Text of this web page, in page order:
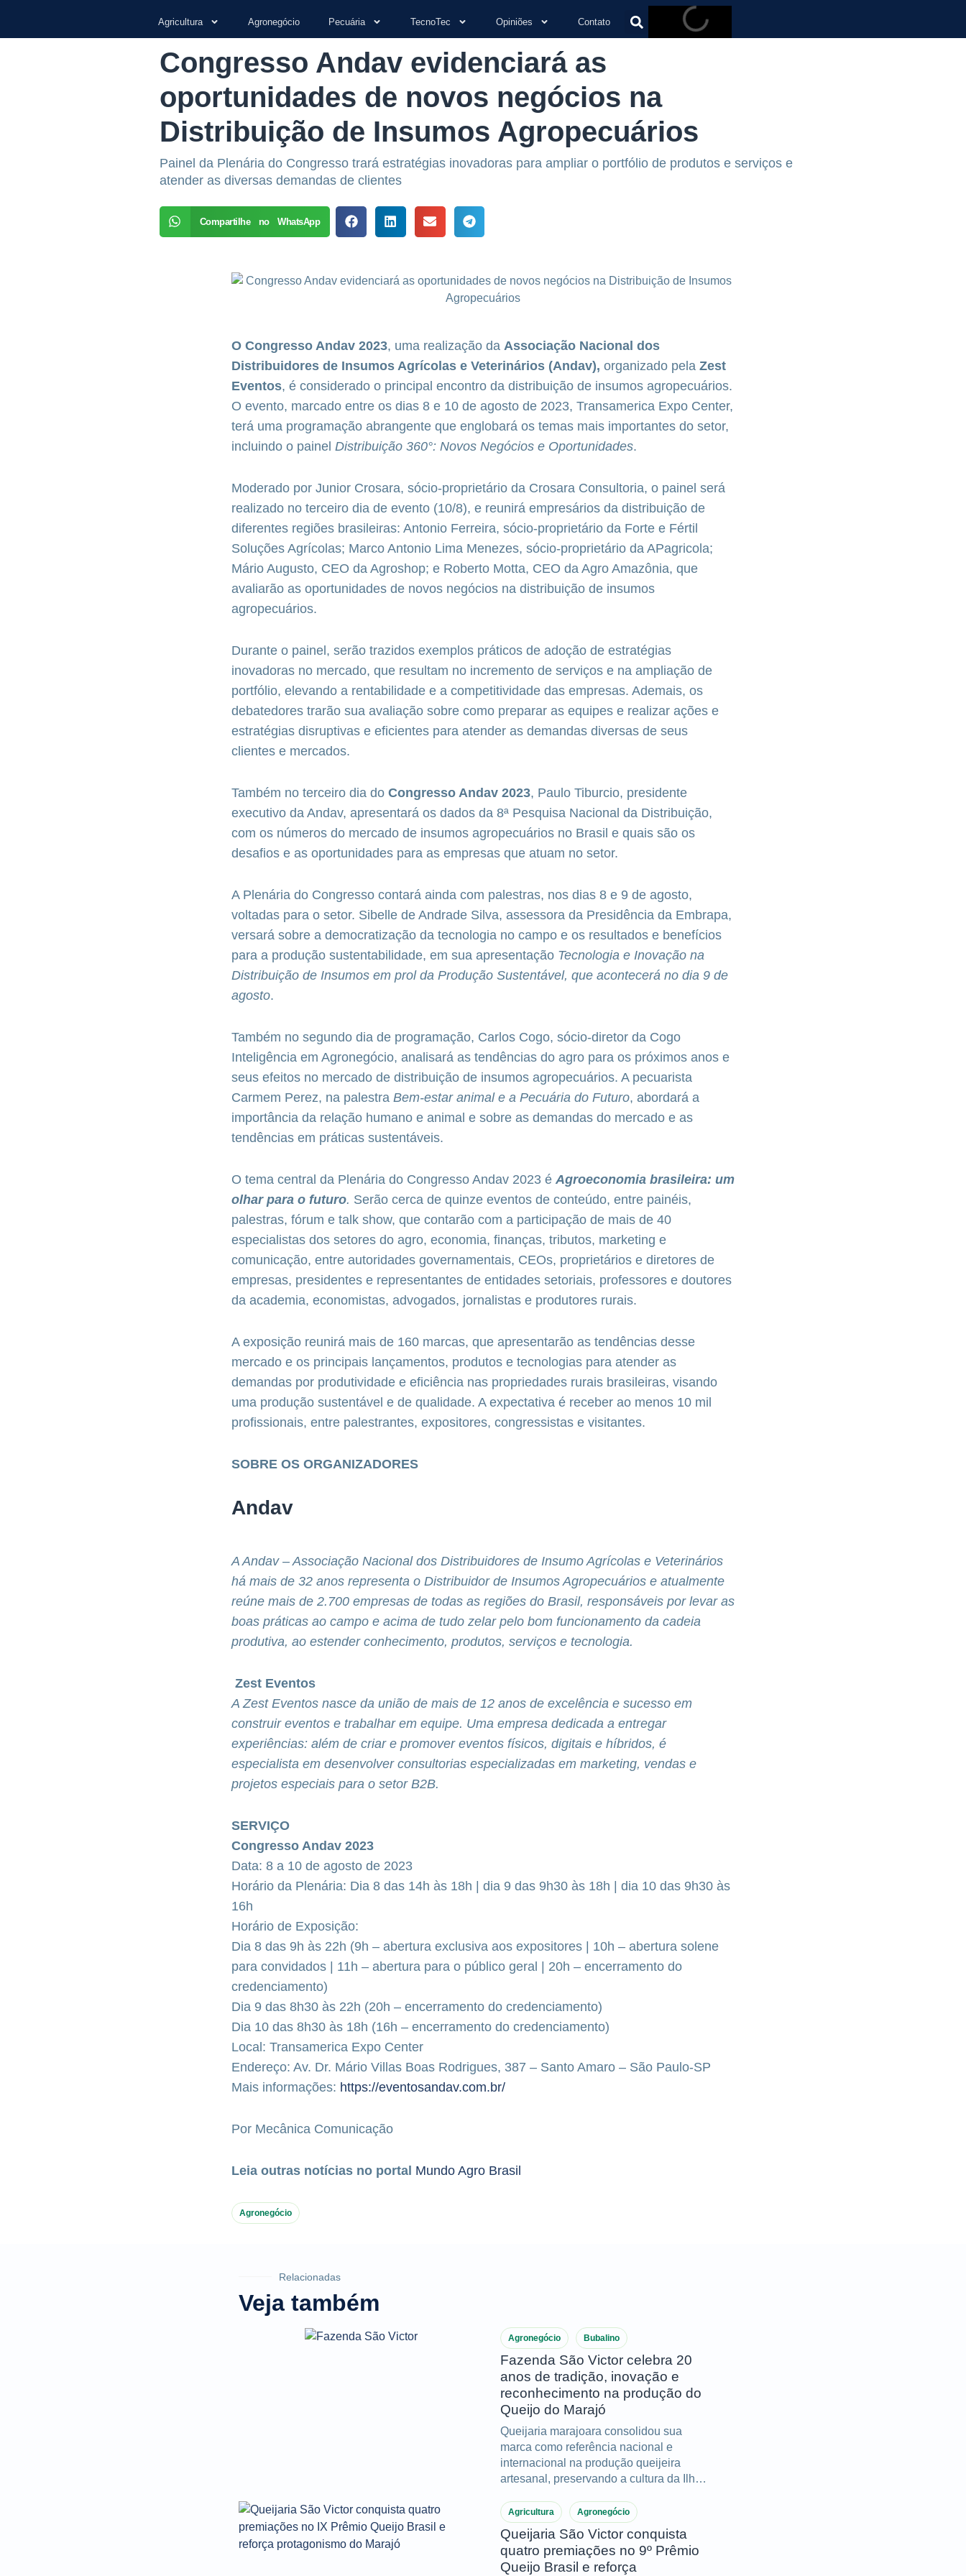
Agricultura Agronegócio Pecuária TecnoTec Opiniões Contato
Congresso Andav evidenciará as
oportunidades de novos negócios na
Distribuição de Insumos Agropecuários
Painel da Plenária do Congresso trará estratégias inovadoras para ampliar o portfólio de produtos e serviços e
atender as diversas demandas de clientes
Compartilhe no WhatsApp
O Congresso Andav 2023, uma realização da Associação Nacional dos
Distribuidores de Insumos Agrícolas e Veterinários (Andav), organizado pela Zest
Eventos, é considerado o principal encontro da distribuição de insumos agropecuários.
O evento, marcado entre os dias 8 e 10 de agosto de 2023, Transamerica Expo Center,
terá uma programação abrangente que englobará os temas mais importantes do setor,
incluindo o painel Distribuição 360°: Novos Negócios e Oportunidades.
Moderado por Junior Crosara, sócio-proprietário da Crosara Consultoria, o painel será
realizado no terceiro dia de evento (10/8), e reunirá empresários da distribuição de
diferentes regiões brasileiras: Antonio Ferreira, sócio-proprietário da Forte e Fértil
Soluções Agrícolas; Marco Antonio Lima Menezes, sócio-proprietário da APagricola;
Mário Augusto, CEO da Agroshop; e Roberto Motta, CEO da Agro Amazônia, que
avaliarão as oportunidades de novos negócios na distribuição de insumos
agropecuários.
Durante o painel, serão trazidos exemplos práticos de adoção de estratégias
inovadoras no mercado, que resultam no incremento de serviços e na ampliação de
portfólio, elevando a rentabilidade e a competitividade das empresas. Ademais, os
debatedores trarão sua avaliação sobre como preparar as equipes e realizar ações e
estratégias disruptivas e eficientes para atender as demandas diversas de seus
clientes e mercados.
Também no terceiro dia do Congresso Andav 2023, Paulo Tiburcio, presidente
executivo da Andav, apresentará os dados da 8ª Pesquisa Nacional da Distribuição,
com os números do mercado de insumos agropecuários no Brasil e quais são os
desafios e as oportunidades para as empresas que atuam no setor.
A Plenária do Congresso contará ainda com palestras, nos dias 8 e 9 de agosto,
voltadas para o setor. Sibelle de Andrade Silva, assessora da Presidência da Embrapa,
versará sobre a democratização da tecnologia no campo e os resultados e benefícios
para a produção sustentabilidade, em sua apresentação Tecnologia e Inovação na
Distribuição de Insumos em prol da Produção Sustentável, que acontecerá no dia 9 de
agosto.
Também no segundo dia de programação, Carlos Cogo, sócio-diretor da Cogo
Inteligência em Agronegócio, analisará as tendências do agro para os próximos anos e
seus efeitos no mercado de distribuição de insumos agropecuários. A pecuarista
Carmem Perez, na palestra Bem-estar animal e a Pecuária do Futuro, abordará a
importância da relação humano e animal e sobre as demandas do mercado e as
tendências em práticas sustentáveis.
O tema central da Plenária do Congresso Andav 2023 é Agroeconomia brasileira: um
olhar para o futuro. Serão cerca de quinze eventos de conteúdo, entre painéis,
palestras, fórum e talk show, que contarão com a participação de mais de 40
especialistas dos setores do agro, economia, finanças, tributos, marketing e
comunicação, entre autoridades governamentais, CEOs, proprietários e diretores de
empresas, presidentes e representantes de entidades setoriais, professores e doutores
da academia, economistas, advogados, jornalistas e produtores rurais.
A exposição reunirá mais de 160 marcas, que apresentarão as tendências desse
mercado e os principais lançamentos, produtos e tecnologias para atender as
demandas por produtividade e eficiência nas propriedades rurais brasileiras, visando
uma produção sustentável e de qualidade. A expectativa é receber ao menos 10 mil
profissionais, entre palestrantes, expositores, congressistas e visitantes.
SOBRE OS ORGANIZADORES
Andav
A Andav – Associação Nacional dos Distribuidores de Insumo Agrícolas e Veterinários
há mais de 32 anos representa o Distribuidor de Insumos Agropecuários e atualmente
reúne mais de 2.700 empresas de todas as regiões do Brasil, responsáveis por levar as
boas práticas ao campo e acima de tudo zelar pelo bom funcionamento da cadeia
produtiva, ao estender conhecimento, produtos, serviços e tecnologia.
Zest Eventos
A Zest Eventos nasce da união de mais de 12 anos de excelência e sucesso em
construir eventos e trabalhar em equipe. Uma empresa dedicada a entregar
experiências: além de criar e promover eventos físicos, digitais e híbridos, é
especialista em desenvolver consultorias especializadas em marketing, vendas e
projetos especiais para o setor B2B.
SERVIÇO
Congresso Andav 2023
Data: 8 a 10 de agosto de 2023
Horário da Plenária: Dia 8 das 14h às 18h | dia 9 das 9h30 às 18h | dia 10 das 9h30 às
16h
Horário de Exposição:
Dia 8 das 9h às 22h (9h – abertura exclusiva aos expositores | 10h – abertura solene
para convidados | 11h – abertura para o público geral | 20h – encerramento do
credenciamento)
Dia 9 das 8h30 às 22h (20h – encerramento do credenciamento)
Dia 10 das 8h30 às 18h (16h – encerramento do credenciamento)
Local: Transamerica Expo Center
Endereço: Av. Dr. Mário Villas Boas Rodrigues, 387 – Santo Amaro – São Paulo-SP
Mais informações: https://eventosandav.com.br/
Por Mecânica Comunicação
Leia outras notícias no portal Mundo Agro Brasil
Agronegócio
Relacionadas
Veja também
Agronegócio Bubalino
Fazenda São Victor celebra 20
anos de tradição, inovação e
reconhecimento na produção do
Queijo do Marajó
Queijaria marajoara consolidou sua
marca como referência nacional e
internacional na produção queijeira
artesanal, preservando a cultura da Ilha
conquistas ao longo de duas décadas
Agricultura Agronegócio
Queijaria São Victor conquista
quatro premiações no 9º Prêmio
Queijo Brasil e reforça